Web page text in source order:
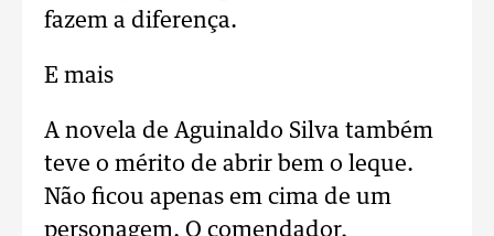
fazem a diferença.
E mais
A novela de Aguinaldo Silva também
teve o mérito de abrir bem o leque.
Não ficou apenas em cima de um
personagem. O comendador,